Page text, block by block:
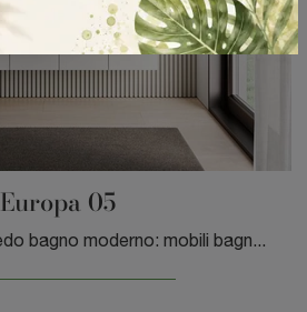
Europa 05
Scopri di più sull'arredo bagno moderno: mobili bagno sospesi in laminato come il modello Europa 05 di GB Group ti attendono.